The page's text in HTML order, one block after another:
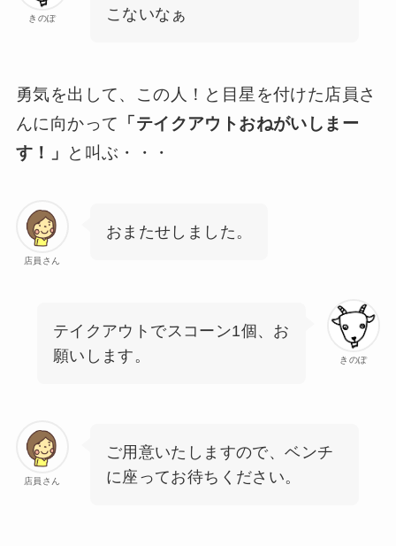
きのぽ
こないなぁ
勇気を出して、この人！と目星を付けた店員さ
んに向かって
「テイクアウトおねがいしまー
す！」
と叫ぶ・・・
店員さん
おまたせしました。
きのぽ
テイクアウトでスコーン1個、お
願いします。
店員さん
ご用意いたしますので、ベンチ
に座ってお待ちください。